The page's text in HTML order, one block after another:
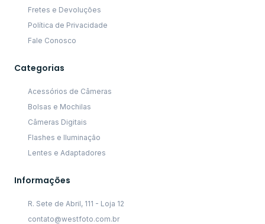
Fretes e Devoluções
Política de Privacidade
Fale Conosco
Categorias
Acessórios de Câmeras
Bolsas e Mochilas
Câmeras Digitais
Flashes e Iluminação
Lentes e Adaptadores
Informações
R. Sete de Abril, 111 - Loja 12
contato@westfoto.com.br